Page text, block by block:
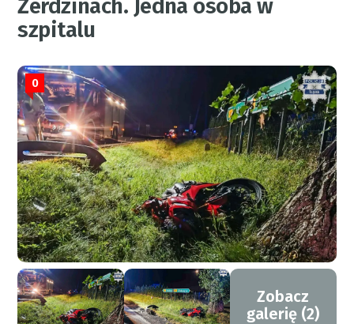
Żerdzinach. Jedna osoba w
szpitalu
0
Zobacz
galerię (2)